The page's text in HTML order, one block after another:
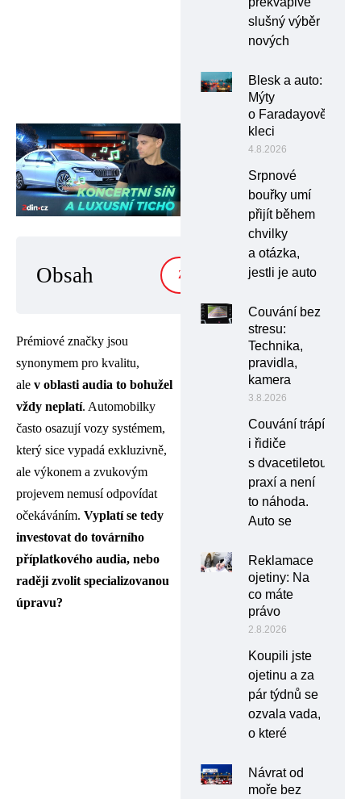
Obsah ZOBRAZIT
Prémiové značky jsou
synonymem pro kvalitu,
ale v oblasti audia to bohužel
vždy neplatí. Automobilky
často osazují vozy systémem,
který sice vypadá exkluzivně,
ale výkonem a zvukovým
projevem nemusí odpovídat
očekáváním. Vyplatí se tedy
investovat do továrního
příplatkového audia, nebo
raději zvolit specializovanou
úpravu?
slušný výběr
nových
Blesk a auto:
Mýty
o Faradayově
kleci
4.8.2026
Srpnové
bouřky umí
přijít během
chvilky
a otázka,
jestli je auto
Couvání bez
stresu:
Technika,
pravidla,
kamera
3.8.2026
Couvání trápí
i řidiče
s dvacetiletou
praxí a není
to náhoda.
Auto se
Reklamace
ojetiny: Na
co máte
právo
2.8.2026
Koupili jste
ojetinu a za
pár týdnů se
ozvala vada,
o které
Návrat od
moře bez